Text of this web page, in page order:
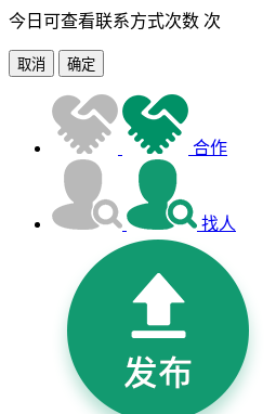
今日可查看联系方式次数 次
取消 确定
合作
找人